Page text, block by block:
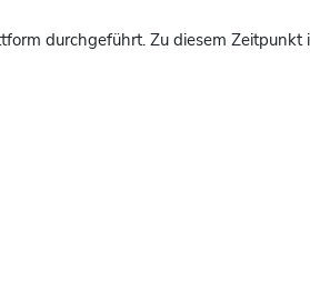
durchgeführt. Zu diesem Zeitpunkt